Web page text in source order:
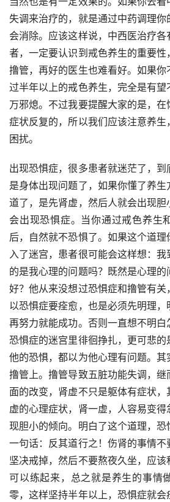
失调来治疗的，就是通过中药调理
会消除。应该这样说，中西医治疗
者，一定要认识到戒色养生的重要
撸管，再好的医生也难看好。如果
过半年以上的戒色养生，完全是有望
万邪熄。不过我要提醒大家的是，
症状反复的，所以我们应该注意养
困扰。
出现恐惧症，很多患者就迷茫了，
是身体出现问题了，如果你懂了养
道了，是先肾虚，然后人就会出现
会出现恐惧症。当你通过戒色养生
后，自然就不恐惧了。如果这个道
入了迷宫，患者很可能会这样想：
的是我心理的问题吗？既然是心理
好？他从来没想过恐惧症和撸管有
以恐惧症要痊愈，也是必须先明理，
再努力就能成功。否则一直想不明
恐惧症的迷宫里徘徊挣扎，更可悲
他的恐惧，都以为他心理有问题。
撸管上。撸管导致五脏功能失调，
面的改变，肾虚不只是躯体有症状
虚的心理症状，肾一虚，人容易变
现胆小的倾向。明白了这个道理，恐
一句话：反其道行之！伤肾的事情
坚决戒掉，然后不要熬夜久坐，应
可以练起来，总之就是养生的事情
零，这样坚持半年以上，恐惧症就